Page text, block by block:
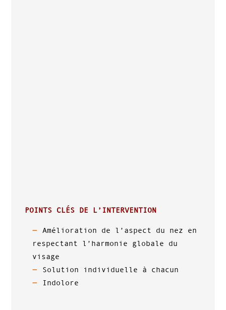
POINTS CLÉS DE L’INTERVENTION
Amélioration de l’aspect du nez en
respectant l’harmonie globale du
visage
Solution individuelle à chacun
Indolore